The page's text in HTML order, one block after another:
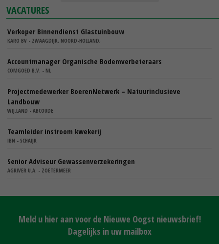
VACATURES
Verkoper Binnendienst Glastuinbouw
KARO BV - ZWAAGDIJK, NOORD-HOLLAND,
Accountmanager Organische Bodemverbeteraars
COMGOED B.V. - NL
Projectmedewerker BoerenNetwerk – Natuurinclusieve
Landbouw
WIJ.LAND - ABCOUDE
Teamleider instroom kwekerij
IBN - SCHAIJK
Senior Adviseur Gewassenverzekeringen
AGRIVER U.A. - ZOETERMEER
Meld u hier aan voor de Nieuwe Oogst nieuwsbrief!
Dagelijks in uw mailbox